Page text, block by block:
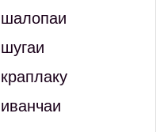
шалопаи
шугаи
краплаку
иванчаи